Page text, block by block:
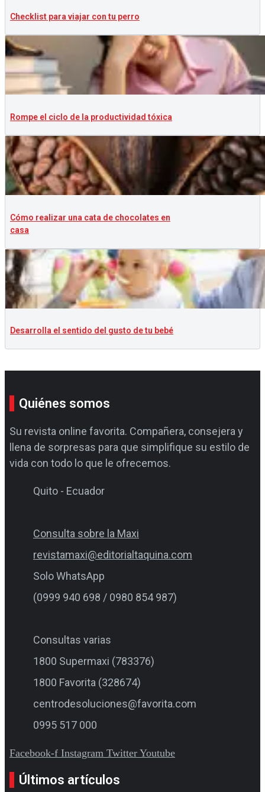
Checklist para viajar con tu perro
Rompe el ciclo de la productividad tóxica
Cómo realizar una cata de chocolates en
casa
Desarrolla el sentido del gusto de tu bebé
Quiénes somos
Su revista online favorita. Compañera, consejera y
llena de sorpresas para que simplifique su estilo de
vida con todo lo que le ofrecemos.
Quito - Ecuador
Consulta sobre la Maxi
revistamaxi@editorialtaquina.com
Solo WhatsApp
(0999 940 698 / 0980 854 987)
Consultas varias
1800 Supermaxi (783376)
1800 Favorita (328674)
centrodesoluciones@favorita.com
0995 517 000
Facebook-f Instagram Twitter Youtube
Últimos artículos